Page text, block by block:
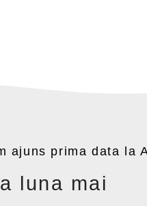
ajuns prima data la
luna mai